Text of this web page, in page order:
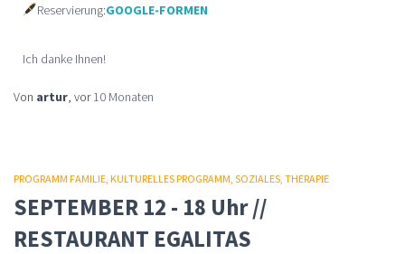
Reservierung:GOOGLE-FORMEN
Ich danke Ihnen!
Von artur, vor10 Monaten
PROGRAMM FAMILIE KULTURELLES PROGRAMM SOZIALES THERAPIE
SEPTEMBER 12 - 18 Uhr //
RESTAURANT EGALITAS